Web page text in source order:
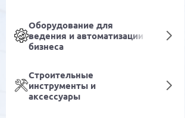
Оборудование для
ведения и автоматизации
бизнеса
Строительные
инструменты и
аксессуары